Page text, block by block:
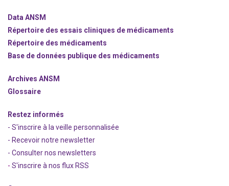
Data ANSM
Répertoire des essais cliniques de médicaments
Répertoire des médicaments
Base de données publique des médicaments
Archives ANSM
Glossaire
Restez informés
- S'inscrire à la veille personnalisée
- Recevoir notre newsletter
- Consulter nos newsletters
- S'inscrire à nos flux RSS